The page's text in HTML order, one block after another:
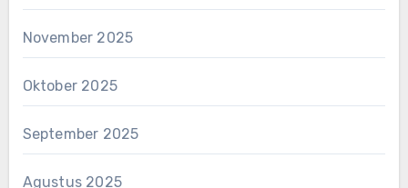
November 2025
Oktober 2025
September 2025
Agustus 2025